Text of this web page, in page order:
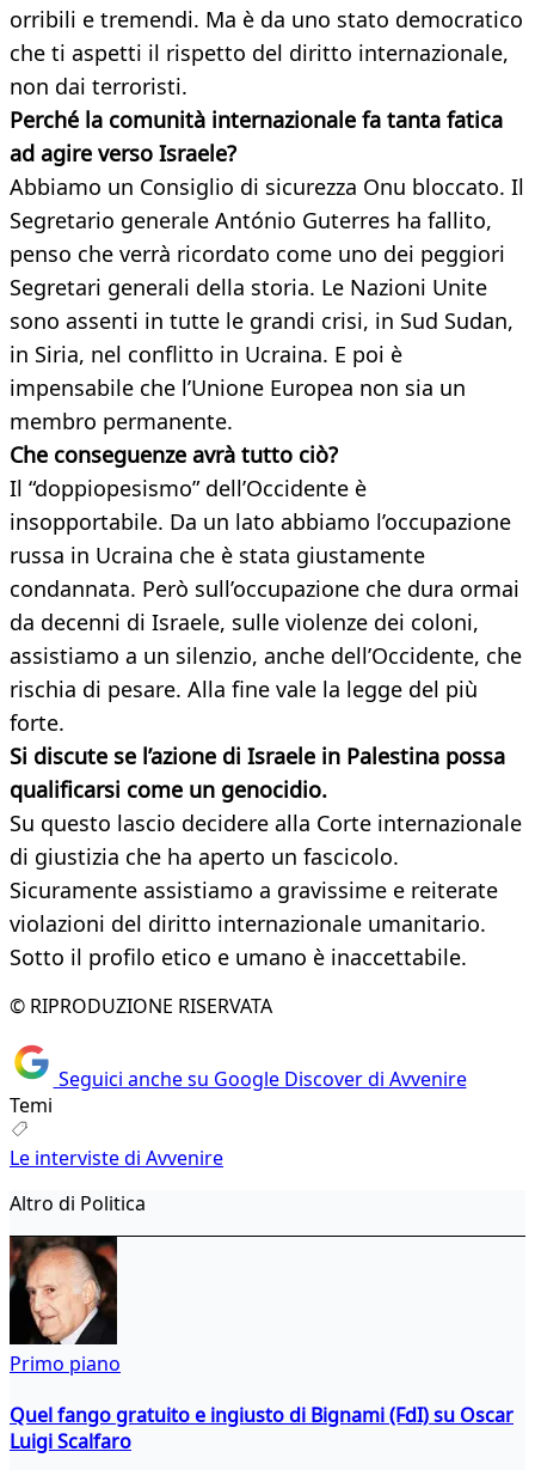
orribili e tremendi. Ma è da uno stato democratico
che ti aspetti il rispetto del diritto internazionale,
non dai terroristi.
Perché la comunità internazionale fa tanta fatica
ad agire verso Israele?
Abbiamo un Consiglio di sicurezza Onu bloccato. Il
Segretario generale António Guterres ha fallito,
penso che verrà ricordato come uno dei peggiori
Segretari generali della storia. Le Nazioni Unite
sono assenti in tutte le grandi crisi, in Sud Sudan,
in Siria, nel conflitto in Ucraina. E poi è
impensabile che l’Unione Europea non sia un
membro permanente.
Che conseguenze avrà tutto ciò?
Il “doppiopesismo” dell’Occidente è
insopportabile. Da un lato abbiamo l’occupazione
russa in Ucraina che è stata giustamente
condannata. Però sull’occupazione che dura ormai
da decenni di Israele, sulle violenze dei coloni,
assistiamo a un silenzio, anche dell’Occidente, che
rischia di pesare. Alla fine vale la legge del più
forte.
Si discute se l’azione di Israele in Palestina possa
qualificarsi come un genocidio.
Su questo lascio decidere alla Corte internazionale
di giustizia che ha aperto un fascicolo.
Sicuramente assistiamo a gravissime e reiterate
violazioni del diritto internazionale umanitario.
Sotto il profilo etico e umano è inaccettabile.
© RIPRODUZIONE RISERVATA
Seguici anche su Google Discover di Avvenire
Temi
Le interviste di Avvenire
Altro di Politica
Primo piano
Quel fango gratuito e ingiusto di Bignami (FdI) su Oscar
Luigi Scalfaro